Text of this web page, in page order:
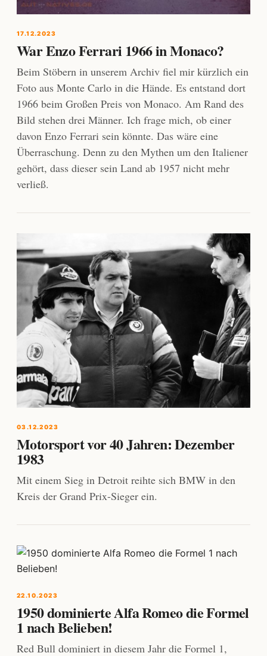
17.12.2023
War Enzo Ferrari 1966 in Monaco?
Beim Stöbern in unserem Archiv fiel mir kürzlich ein
Foto aus Monte Carlo in die Hände. Es entstand dort
1966 beim Großen Preis von Monaco. Am Rand des
Bild stehen drei Männer. Ich frage mich, ob einer
davon Enzo Ferrari sein könnte. Das wäre eine
Überraschung. Denn zu den Mythen um den Italiener
gehört, dass dieser sein Land ab 1957 nicht mehr
verließ.
03.12.2023
Motorsport vor 40 Jahren: Dezember
1983
Mit einem Sieg in Detroit reihte sich BMW in den
Kreis der Grand Prix-Sieger ein.
22.10.2023
1950 dominierte Alfa Romeo die Formel
1 nach Belieben!
Red Bull dominiert in diesem Jahr die Formel 1,